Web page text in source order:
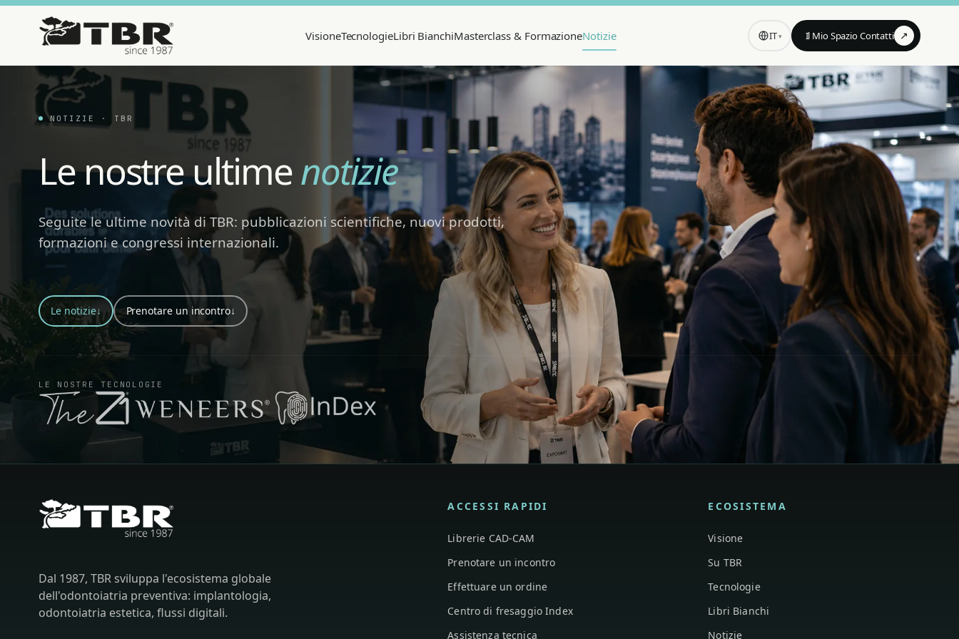
VisioneTecnologieLibri BianchiMasterclass & FormazioneNotizie IT▾ Il Mio Spazio Contatti ↗
NOTIZIE · TBR
Le nostre ultimenotizie
Seguite le ultime novità di TBR: pubblicazioni scientifiche, nuovi prodotti,
formazioni e congressi internazionali.
Le notizie↓ Prenotare un incontro↓
LE NOSTRE TECNOLOGIE
Dal 1987, TBR sviluppa l'ecosistema globale
dell'odontoiatria preventiva: implantologia,
odontoiatria estetica, flussi digitali.
ACCESSI RAPIDI
Librerie CAD-CAM
Prenotare un incontro
Effettuare un ordine
Centro di fresaggio Index
Assistenza tecnica
ECOSISTEMA
Visione
Su TBR
Tecnologie
Libri Bianchi
Notizie